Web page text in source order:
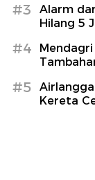
#3
Alarm
Hilang 5
#4
#5
Kereta